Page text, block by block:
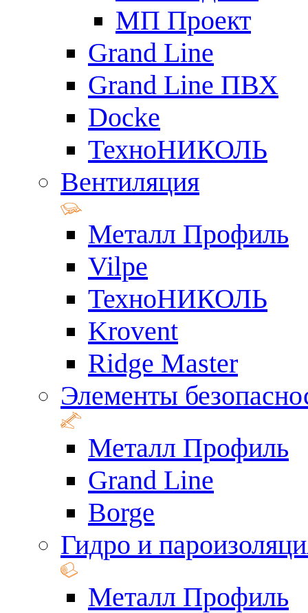
МП Проект
Grand Line
Grand Line ПВХ
Docke
ТехноНИКОЛЬ
Вентиляция
Металл Профиль
Vilpe
ТехноНИКОЛЬ
Krovent
Ridge Master
Элементы
Металл Профиль
Grand Line
Borge
Гидро и
Металл Профиль